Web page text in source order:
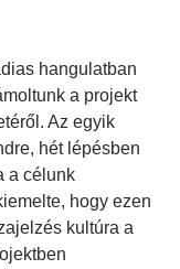
hangulatban
a projekt
Az egyik
hét lépésben
a célunk
hogy ezen
kultúra a